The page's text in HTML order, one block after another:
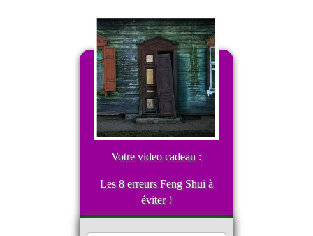
Votre video cadeau :
Les 8 erreurs Feng Shui à
éviter !